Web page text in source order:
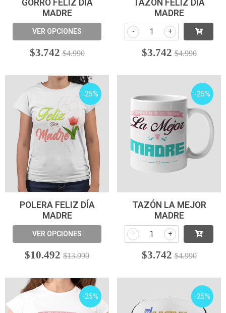
GORRO FELIZ DÍA
MADRE
VER OPCIONES
$3.742 $4.990
TAZÓN FELIZ DÍA
MADRE
+
-
$3.742 $4.990
-25%
POLERA FELIZ DÍA
MADRE
VER OPCIONES
$10.492 $13.990
-25%
TAZÓN LA MEJOR
MADRE
+
-
$3.742 $4.990
-25% -25%